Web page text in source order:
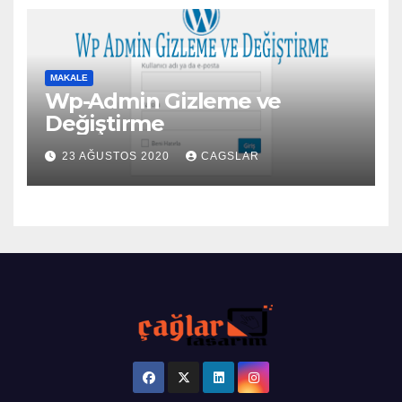
MAKALE
Wp-Admin Gizleme ve
Değiştirme
23 AĞUSTOS 2020 CAGSLAR